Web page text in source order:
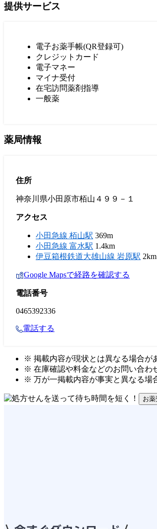
提供サービス
電子お薬手帳(QR登録可)
クレジットカード
電子マネー
マイナ受付
在宅訪問薬剤指導
一般薬
薬局情報
住所
神奈川県小田原市栢山４９９－１
アクセス
小田急線 栢山駅 369m
小田急線 富水駅 1.4km
伊豆箱根鉄道大雄山線 岩原駅 2km
Google Mapsで経路を確認する
電話番号
0465392336
電話する
※ 掲載内容が現状とは異なる場合が
※ 在庫確認や料金などのお問い合わ
※ 万が一掲載内容が事実と異なる場
お